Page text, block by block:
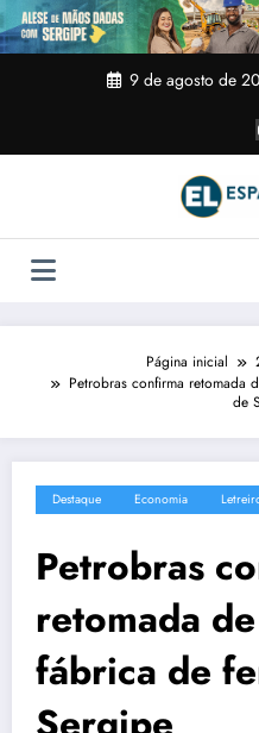
Pular
para
o
9 de agosto de
Página inicial
Petrobras confirma retomada
de
Destaque Economia
Petrobras
retomada
fábrica de